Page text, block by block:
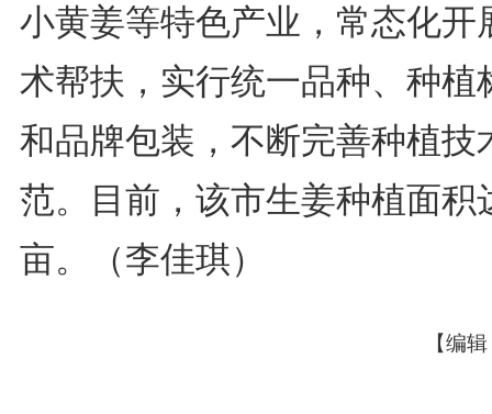
小黄姜等特色产业，常态化开
术帮扶，实行统一品种、种植
和品牌包装，不断完善种植技
范。目前，该市生姜种植面积
亩。（李佳琪）
【编